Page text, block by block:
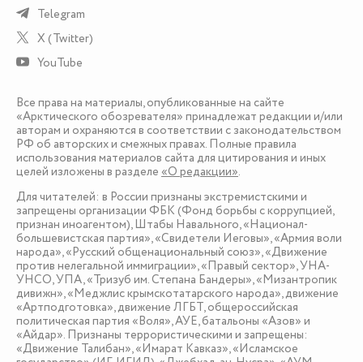
Telegram
X (Twitter)
YouTube
Все права на материалы, опубликованные на сайте
«Арктического обозревателя» принадлежат редакции и/или
авторам и охраняются в соответствии с законодательством
РФ об авторских и смежных правах. Полные правила
использования материалов сайта для цитирования и иных
целей изложены в разделе «О редакции».
Для читателей: в России признаны экстремистскими и
запрещены организации ФБК (Фонд борьбы с коррупцией,
признан иноагентом), Штабы Навального, «Национал-
большевистская партия», «Свидетели Иеговы», «Армия воли
народа», «Русский общенациональный союз», «Движение
против нелегальной иммиграции», «Правый сектор», УНА-
УНСО, УПА, «Тризуб им. Степана Бандеры», «Мизантропик
дивижн», «Меджлис крымскотатарского народа», движение
«Артподготовка», движение ЛГБТ, общероссийская
политическая партия «Воля», АУЕ, батальоны «Азов» и
«Айдар». Признаны террористическими и запрещены:
«Движение Талибан», «Имарат Кавказ», «Исламское